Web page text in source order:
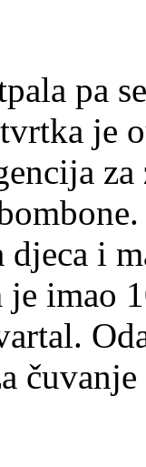
pa
je
i
imao